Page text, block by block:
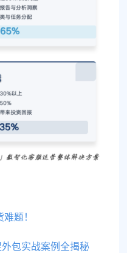
题！
包实战案例全揭秘